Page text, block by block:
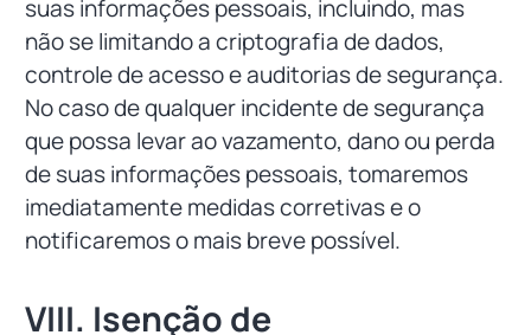
suas informações pessoais, incluindo, mas
não se limitando a criptografia de dados,
controle de acesso e auditorias de segurança.
No caso de qualquer incidente de segurança
que possa levar ao vazamento, dano ou perda
de suas informações pessoais, tomaremos
imediatamente medidas corretivas e o
notificaremos o mais breve possível.
VIII. Isenção de